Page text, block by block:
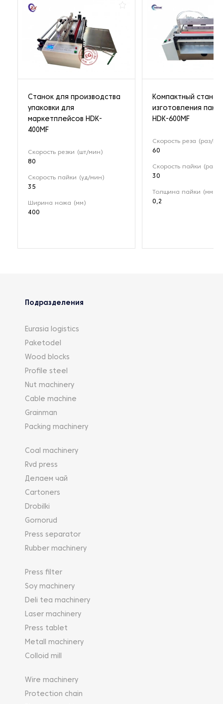
Станок для производства
упаковки для
маркетплейсов HDK-
400MF
Скорость резки (шт/мин)
80
Скорость пайки (уд/мин)
35
Ширина ножа (мм)
400
Компактный
изготовления
HDK-600MF
Скорость реза (раз/
60
Скорость пайки (раз/
30
Толщина пайки (мм)
0,2
Подразделения
Eurasia logistics
Paketodel
Wood blocks
Profile steel
Nut machinery
Cable machine
Grainman
Packing machinery
Coal machinery
Rvd press
Делаем чай
Cartoners
Drobilki
Gornorud
Press separator
Rubber machinery
Press filter
Soy machinery
Deli tea machinery
Laser machinery
Press tablet
Metall machinery
Colloid mill
Wire machinery
Protection chain